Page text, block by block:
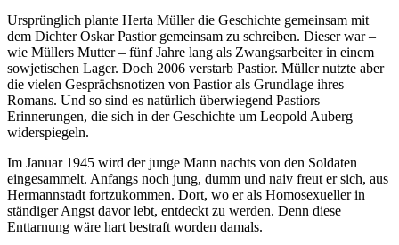
Ursprünglich plante Herta Müller die Geschichte gemeinsam mit
dem Dichter Oskar Pastior gemeinsam zu schreiben. Dieser war –
wie Müllers Mutter – fünf Jahre lang als Zwangsarbeiter in einem
sowjetischen Lager. Doch 2006 verstarb Pastior. Müller nutzte aber
die vielen Gesprächsnotizen von Pastior als Grundlage ihres
Romans. Und so sind es natürlich überwiegend Pastiors
Erinnerungen, die sich in der Geschichte um Leopold Auberg
widerspiegeln.
Im Januar 1945 wird der junge Mann nachts von den Soldaten
eingesammelt. Anfangs noch jung, dumm und naiv freut er sich, aus
Hermannstadt fortzukommen. Dort, wo er als Homosexueller in
ständiger Angst davor lebt, entdeckt zu werden. Denn diese
Enttarnung wäre hart bestraft worden damals.